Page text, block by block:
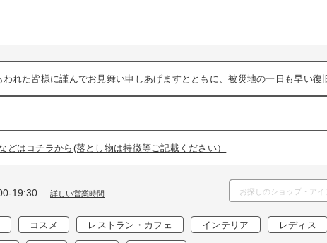
れた皆様に謹んでお見舞い申しあげますとともに、被災地の一日も早い復
はコチラから(落とし物は特徴等ご記載ください）
19:30 詳しい営業時間
コスメ レストラン・カフェ インテリア レディス